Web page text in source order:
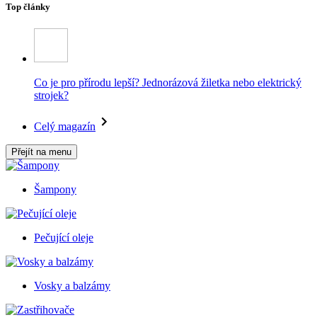
Top články
Co je pro přírodu lepší? Jednorázová žiletka nebo elektrický
strojek?
Celý magazín
Přejít na menu
Šampony
Pečující oleje
Vosky a balzámy